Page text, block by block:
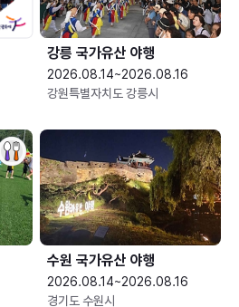
강릉 국가유산 야행
2026.08.14~2026.08.16
강원특별자치도 강릉시
수원 국가유산 야행
2026.08.14~2026.08.16
경기도 수원시